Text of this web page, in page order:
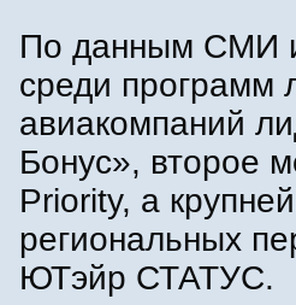
По данным СМИ
среди программ
авиакомпаний
Бонус», второе
Priority, а
региональных
ЮТэйр СТАТУС.